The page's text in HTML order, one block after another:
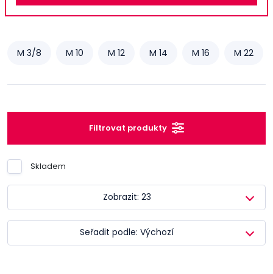
M 3/8 M 10 M 12 M 14 M 16 M 22
Filtrovat produkty
Seřadit podle: Výchozí
Skladem
Zobrazit: 23